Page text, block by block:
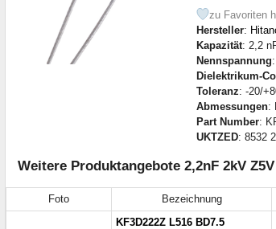
zu Favoriten
Hersteller:
Kapazität: 2,2
Nennspannung
Dielektrikum-
Toleranz: -20/
Abmessungen:
Part Number:
UKTZED: 8532
Weitere Produktangebote 2,2nF 2kV
Foto Bezeichnung
KF3D222Z L516 BD7.5